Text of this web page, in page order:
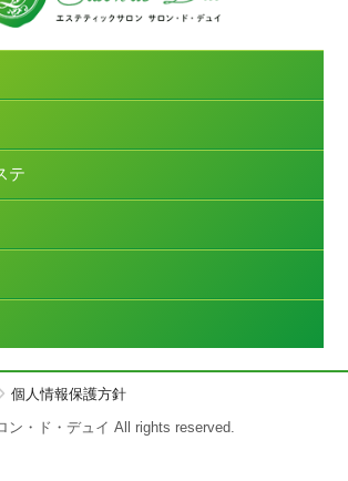
テ
個人情報保護方針
ン・ド・デュイ All rights reserved.